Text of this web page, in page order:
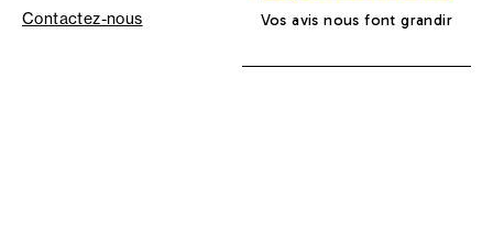
Contactez-nous Vos avis nous font grandir